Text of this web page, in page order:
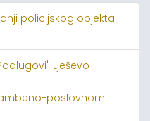
policijskog objekta
Lješevo
poslovnom